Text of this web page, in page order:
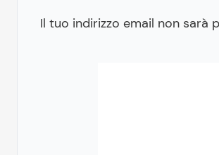
Il tuo indirizzo email non sarà